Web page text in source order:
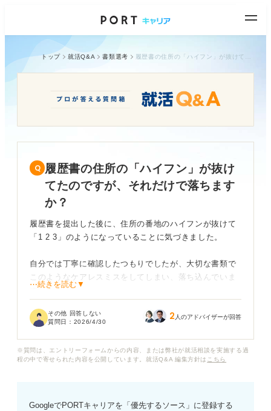
トップ 就活Q&A 書類選考
履歴書の住所の「ハイフン」が抜け
てたのですが、それだけで落ちます
か？
履歴書を提出した後に、住所の番地のハイフンが抜けて
「1 2 3」のようになっていることに気づきました。
自分では丁寧に確認したつもりでしたが、大切な書類で
このようなケアレスミスをしてしまい、落ち込んでいま
す。
住所のハイフン抜けが実際の合否にどの程度影響します
⋯続きを読む▼
その他 回答しない
質問日： 2026/4/30 2 人のアドバイザーが回答
※質問は、エントリーフォームからの内容、または弊社が就活相談を実施する過
程の中で寄せられた内容を公開しています。就活Q&A 編集方針は こちら
GoogleでPORTキャリアを「優先するソース」に登録する